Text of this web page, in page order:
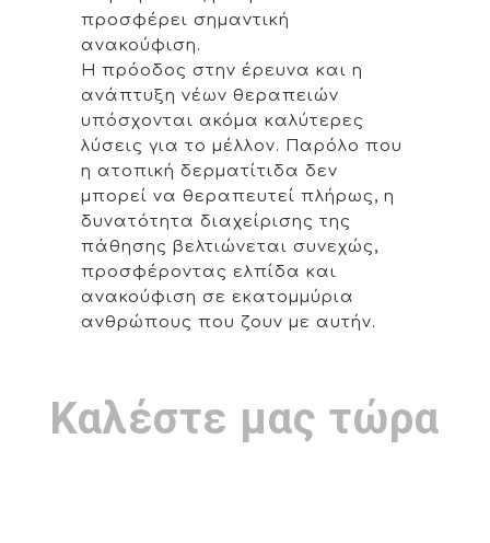
προσφέρει σημαντική
ανακούφιση.
Η πρόοδος στην έρευνα και η
ανάπτυξη νέων θεραπειών
υπόσχονται ακόμα καλύτερες
λύσεις για το μέλλον. Παρόλο που
η ατοπική δερματίτιδα δεν
μπορεί να θεραπευτεί πλήρως, η
δυνατότητα διαχείρισης της
πάθησης βελτιώνεται συνεχώς,
προσφέροντας ελπίδα και
ανακούφιση σε εκατομμύρια
ανθρώπους που ζουν με αυτήν.
Καλέστε μας τώρα